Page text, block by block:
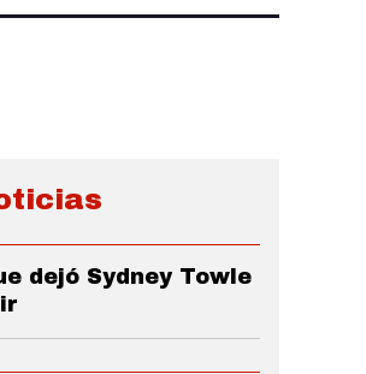
dejó Sydney Towle